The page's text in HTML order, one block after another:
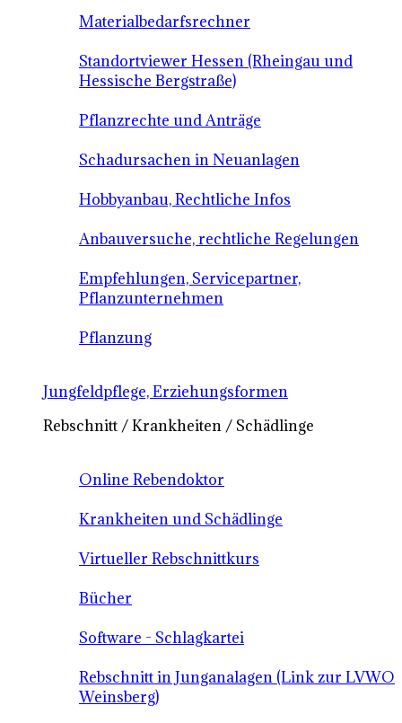
Materialbedarfsrechner
Standortviewer Hessen (Rheingau und
Hessische Bergstraße)
Pflanzrechte und Anträge
Schadursachen in Neuanlagen
Hobbyanbau, Rechtliche Infos
Anbauversuche, rechtliche Regelungen
Empfehlungen, Servicepartner,
Pflanzunternehmen
Pflanzung
Jungfeldpflege, Erziehungsformen
Rebschnitt / Krankheiten / Schädlinge
Online Rebendoktor
Krankheiten und Schädlinge
Virtueller Rebschnittkurs
Bücher
Software - Schlagkartei
Rebschnitt in Junganalagen (Link zur LVWO
Weinsberg)